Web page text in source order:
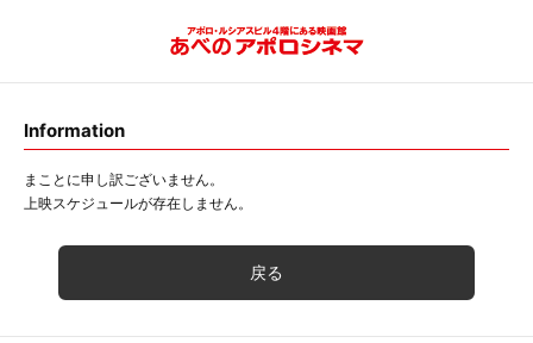
Information
まことに申し訳ございません。
上映スケジュールが存在しません。
戻る